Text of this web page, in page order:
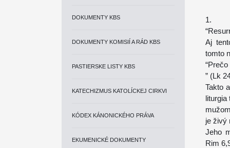
DOKUMENTY KBS
DOKUMENTY KOMISIÍ A RÁD KBS
PASTIERSKE LISTY KBS
KATECHIZMUS KATOLÍCKEJ CIRKVI
KÓDEX KÁNONICKÉHO PRÁVA
EKUMENICKÉ DOKUMENTY
1.
Aj
tomto
” (Lk
Takto
liturgia
je živý
Jeho
Rim